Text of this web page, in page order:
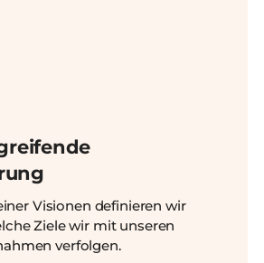
Visionen definieren wir
Ziele wir mit unseren
verfolgen.